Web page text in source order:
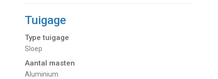
Tuigage
Type tuigage
Sloep
Aantal masten
Aluminium